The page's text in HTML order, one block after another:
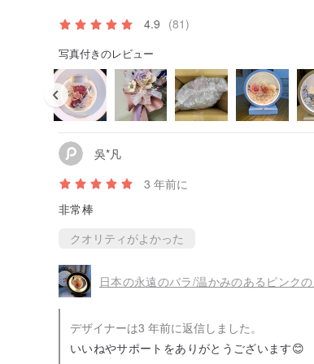
4.9 (81)
写真付きのレビュー
吳*凡
3 年前に
非常棒
クオリティがよかった
デザイナーは3 年前に返信しました。
いいねやサポートをありがとうございます😊